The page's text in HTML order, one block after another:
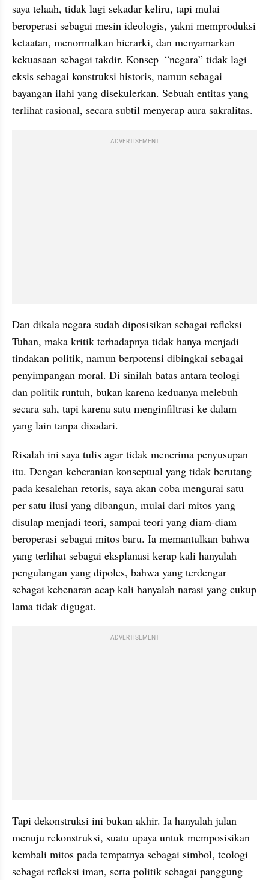
saya telaah, tidak lagi sekadar keliru, tapi mulai
beroperasi sebagai mesin ideologis, yakni memproduksi
ketaatan, menormalkan hierarki, dan menyamarkan
kekuasaan sebagai takdir. Konsep  “negara” tidak lagi
eksis sebagai konstruksi historis, namun sebagai
bayangan ilahi yang disekulerkan. Sebuah entitas yang
terlihat rasional, secara subtil menyerap aura sakralitas.
ADVERTISEMENT
Dan dikala negara sudah diposisikan sebagai refleksi
Tuhan, maka kritik terhadapnya tidak hanya menjadi
tindakan politik, namun berpotensi dibingkai sebagai
penyimpangan moral. Di sinilah batas antara teologi
dan politik runtuh, bukan karena keduanya melebuh
secara sah, tapi karena satu menginfiltrasi ke dalam
yang lain tanpa disadari.
Risalah ini saya tulis agar tidak menerima penyusupan
itu. Dengan keberanian konseptual yang tidak berutang
pada kesalehan retoris, saya akan coba mengurai satu
per satu ilusi yang dibangun, mulai dari mitos yang
disulap menjadi teori, sampai teori yang diam-diam
beroperasi sebagai mitos baru. Ia memantulkan bahwa
yang terlihat sebagai eksplanasi kerap kali hanyalah
pengulangan yang dipoles, bahwa yang terdengar
sebagai kebenaran acap kali hanyalah narasi yang cukup
lama tidak digugat.
ADVERTISEMENT
Tapi dekonstruksi ini bukan akhir. Ia hanyalah jalan
menuju rekonstruksi, suatu upaya untuk memposisikan
kembali mitos pada tempatnya sebagai simbol, teologi
sebagai refleksi iman, serta politik sebagai panggung